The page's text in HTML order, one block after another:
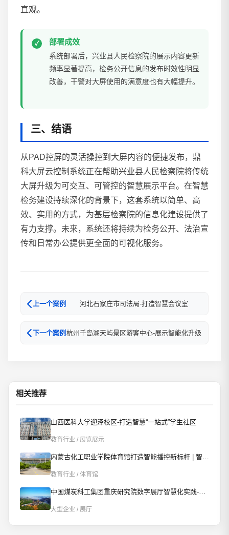
直观。
部署成效
系统部署后，兴业县人民检察院的展示内容更新
频率显著提高，检务公开信息的发布时效性明显
改善，干警对大屏使用的满意度也有大幅提升。
三、结语
从PAD控屏的灵活操控到大屏内容的便捷发布，鼎
科大屏云控制系统正在帮助兴业县人民检察院将传统
大屏升级为可交互、可管控的智慧展示平台。在智慧
检务建设持续深化的背景下，这套系统以简单、高
效、实用的方式，为基层检察院的信息化建设提供了
有力支撑。未来，系统还将持续为检务公开、法治宣
传和日常办公提供更全面的可视化服务。
上一个案例 河北石家庄市司法局-打造智慧会议室
杭州千岛湖天屿景区游客中心-展示智能化升级
下一个案例
相关推荐
山西医科大学迎泽校区-打造智慧“一站式”学生社区
教育行业 / 展览展示
内蒙古化工职业学院体育馆打造智能播控新标杆 | 智慧赋能校园文体新场景
教育行业 / 体育馆
中国煤炭科工集团重庆研究院数字展厅智慧化实践-AI智控重构数字展厅
大型企业 / 展厅